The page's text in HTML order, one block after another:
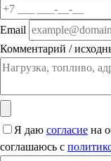
Email
Комментарий /
Я даю согласие на
соглашаюсь с